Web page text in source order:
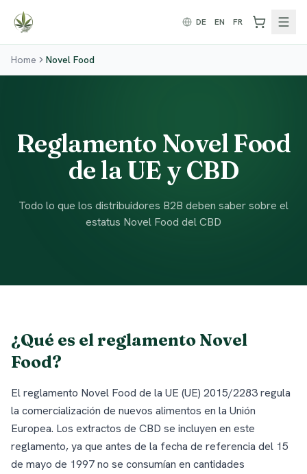
DE EN FR
Home Novel Food
Reglamento Novel Food
de la UE y CBD
Todo lo que los distribuidores B2B deben saber sobre el
estatus Novel Food del CBD
¿Qué es el reglamento Novel
Food?
El reglamento Novel Food de la UE (UE) 2015/2283 regula
la comercialización de nuevos alimentos en la Unión
Europea. Los extractos de CBD se incluyen en este
reglamento, ya que antes de la fecha de referencia del 15
de mayo de 1997 no se consumían en cantidades